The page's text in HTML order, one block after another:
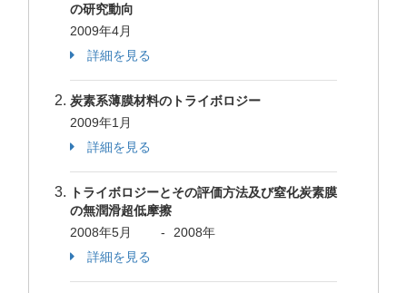
の研究動向
2009年4月
詳細を見る
炭素系薄膜材料のトライボロジー
2009年1月
詳細を見る
トライボロジーとその評価方法及び窒化炭素膜
の無潤滑超低摩擦
2008年5月
-
2008年
詳細を見る